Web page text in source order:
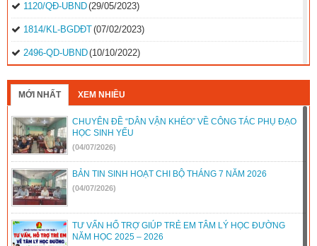
1120/QĐ-UBND(29/05/2023)
1814/KL-BGDĐT(07/02/2023)
2496-QD-UBND(10/10/2022)
2494-QD-UBND(10/10/2022)
888/TB-UBND(31/08/2022)
2397/QĐ-UBND(26/08/2022)
31/2022/NQ-HĐND (16/08/2022)
MỚI NHẤT XEM NHIỀU
CHUYÊN ĐỀ “DÂN VẬN KHÉO” VỀ CÔNG TÁC PHỤ ĐẠO
HỌC SINH YẾU
(04/07/2026)
BẢN TIN SINH HOẠT CHI BỘ THÁNG 7 NĂM 2026
(04/07/2026)
TƯ VẤN HỔ TRỢ GIÚP TRẺ EM TÂM LÝ HỌC ĐƯỜNG
NĂM HỌC 2025 – 2026